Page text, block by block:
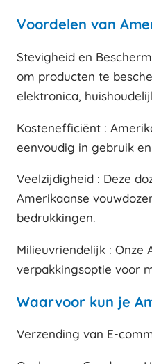
Voordelen van
Stevigheid en
om producten te
elektronica,
Kostenefficiënt :
eenvoudig in gebruik
Veelzijdigheid : Deze
Amerikaanse
bedrukkingen.
Milieuvriendelijk : Onze
verpakkingsoptie voor
Waarvoor kun je
Verzending van E-